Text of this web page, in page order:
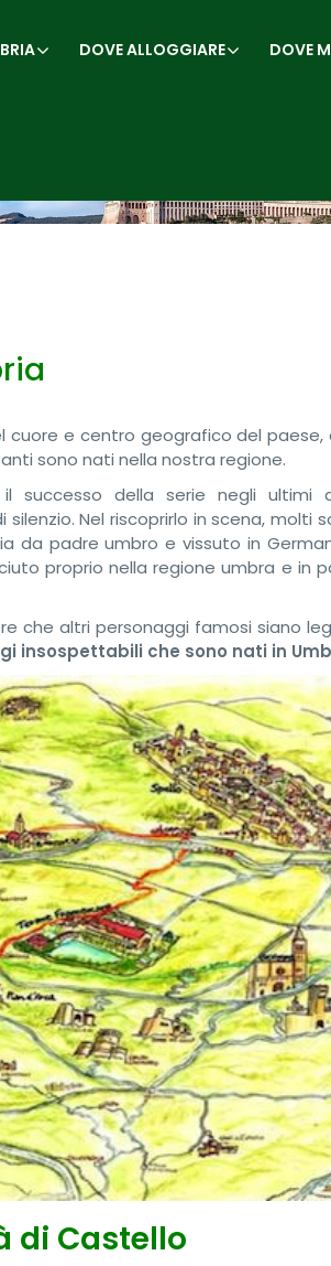
DOVE ALLOGGIARE DOVE
cuore e centro geografico del
sono nati nella nostra regione.
il successo della serie negli ultimi
Nel riscoprirlo in scena, molti
da padre umbro e vissuto in
proprio nella regione umbra e in
che altri personaggi famosi siano
insospettabili che sono nati in
di Castello